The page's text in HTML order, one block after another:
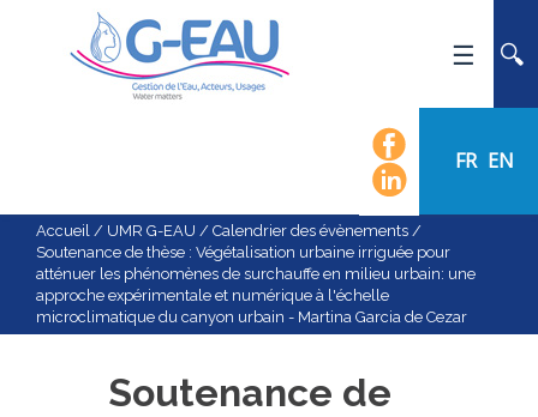
FR EN
ACTUALITÉS
AGENDA
CALENDRIER DES ÉVÈNEMENTS
ORGANIGRAMME
LISTE DU PERSONNEL
Accueil / UMR G-EAU / Calendrier des évènements /
Soutenance de thèse : Végétalisation urbaine irriguée pour
atténuer les phénomènes de surchauffe en milieu urbain: une
approche expérimentale et numérique à l'échelle
microclimatique du canyon urbain - Martina Garcia de Cezar
Soutenance de